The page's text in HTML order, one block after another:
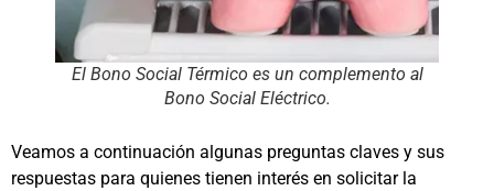
El Bono Social Térmico es un complemento al
Bono Social Eléctrico.
Veamos a continuación algunas preguntas claves y sus
respuestas para quienes tienen interés en solicitar la